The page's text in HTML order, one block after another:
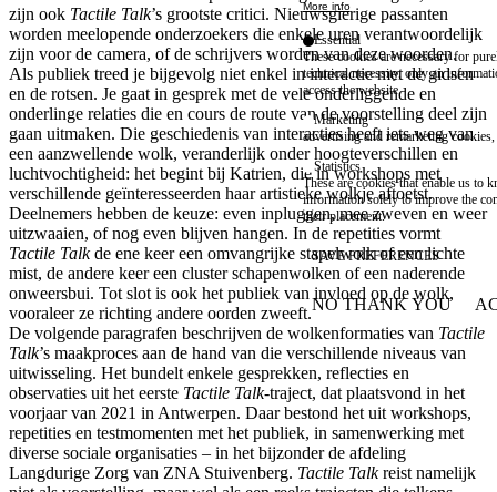
zijn ook Tactile Talk’s grootste critici. Nieuwsgierige passanten
worden meelopende onderzoekers die enkele uren verantwoordelijk
zijn voor de camera, of de schrijvers worden van deze woorden.
Als publiek treed je bijgevolg niet enkel in interactie met de gidsen
en de rotsen. Je gaat in gesprek met de vele onderliggende en
onderlinge relaties die en cours de route van de voorstelling deel zijn
gaan uitmaken. Die geschiedenis van interacties heeft iets weg van
een aanzwellende wolk, veranderlijk onder hoogteverschillen en
luchtvochtigheid: het begint bij Katrien, die in workshops met
verschillende geïnteresseerden haar artistieke wolkje aftoetst.
Deelnemers hebben de keuze: even inpluggen, mee zweven en weer
uitzwaaien, of nog even blijven hangen. In de repetities vormt
Tactile Talkde ene keer een omvangrijke stapelwolk of een lichte
mist, de andere keer een cluster schapenwolken of een naderende
onweersbui. Tot slot is ook het publiek van invloed op de wolk,
vooraleer ze richting andere oorden zweeft.
De volgende paragrafen beschrijven de wolkenformaties van Tactile
Talk’s maakproces aan de hand van die verschillende niveaus van
uitwisseling. Het bundelt enkele gesprekken, reflecties en
observaties uit het eerste Tactile Talk-traject, dat plaatsvond in het
voorjaar van 2021 in Antwerpen. Daar bestond het uit workshops,
repetities en testmomenten met het publiek, in samenwerking met
diverse sociale organisaties – in het bijzonder de afdeling
Langdurige Zorg van ZNA Stuivenberg. Tactile Talkreist namelijk
More info
Essential
These cookies are necessary for
technical necessity, only an
access the website.
Marketing
advertising and remarketing cookies,
Statistics
These are cookies that enable us to
information solely to improve the
their placement.
SAVE PREFERENCES
NO THANK YOU
WITHDRAW